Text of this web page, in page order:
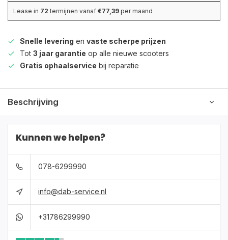
Lease in 72 termijnen vanaf €77,39 per maand
Snelle levering en vaste scherpe prijzen
Tot 3 jaar garantie op alle nieuwe scooters
Gratis ophaalservice bij reparatie
Beschrijving
Kunnen we helpen?
078-6299990
info@dab-service.nl
+31786299990